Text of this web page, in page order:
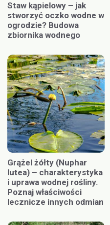
Staw kąpielowy – jak
stworzyć oczko wodne w
ogrodzie? Budowa
zbiornika wodnego
Grążel żółty (Nuphar
lutea) – charakterystyka
i uprawa wodnej rośliny.
Poznaj właściwości
lecznicze innych odmian